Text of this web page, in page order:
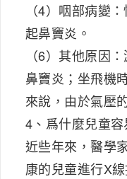
（4）咽部病變
起鼻竇炎。
（6）其他原因
鼻竇炎；坐飛機
來說，由於氣壓
4、爲什麼兒童容
近些年來，醫學
康的兒童進行X